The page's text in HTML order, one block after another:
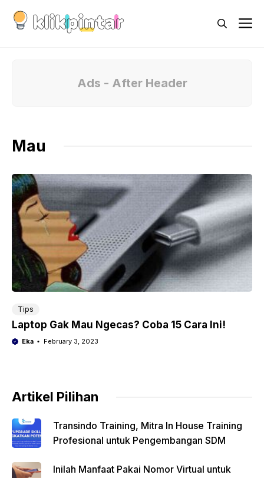
Ads - After Header
Mau
Tips
Laptop Gak Mau Ngecas? Coba 15 Cara Ini!
Eka February 3, 2023
Artikel Pilihan
Transindo Training, Mitra In House Training
Profesional untuk Pengembangan SDM
Inilah Manfaat Pakai Nomor Virtual untuk